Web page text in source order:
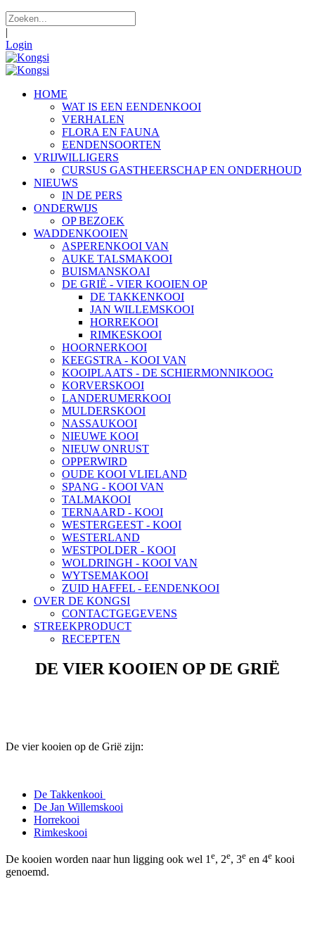
|
Login
HOME
WAT IS EEN EENDENKOOI
VERHALEN
FLORA EN FAUNA
EENDENSOORTEN
VRIJWILLIGERS
CURSUS GASTHEERSCHAP EN ONDERHOUD
NIEUWS
IN DE PERS
ONDERWIJS
OP BEZOEK
WADDENKOOIEN
ASPERENKOOI VAN
AUKE TALSMAKOOI
BUISMANSKOAI
DE GRIË - VIER KOOIEN OP
DE TAKKENKOOI
JAN WILLEMSKOOI
HORREKOOI
RIMKESKOOI
HOORNERKOOI
KEEGSTRA - KOOI VAN
KOOIPLAATS - DE SCHIERMONNIKOOG
KORVERSKOOI
LANDERUMERKOOI
MULDERSKOOI
NASSAUKOOI
NIEUWE KOOI
NIEUW ONRUST
OPPERWIRD
OUDE KOOI VLIELAND
SPANG - KOOI VAN
TALMAKOOI
TERNAARD - KOOI
WESTERGEEST - KOOI
WESTERLAND
WESTPOLDER - KOOI
WOLDRINGH - KOOI VAN
WYTSEMAKOOI
ZUID HAFFEL - EENDENKOOI
OVER DE KONGSI
CONTACTGEGEVENS
STREEKPRODUCT
RECEPTEN
DE VIER KOOIEN OP DE GRIË
De vier kooien op de Grië zijn:
De Takkenkooi
De Jan Willemskooi
Horrekooi
Rimkeskooi
De kooien worden naar hun ligging ook wel 1 e, 2e, 3e en 4e kooi
genoemd.